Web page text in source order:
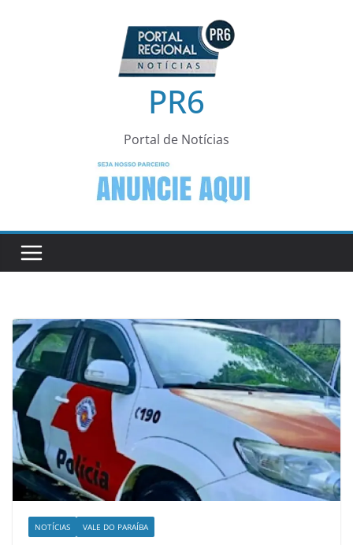
PR6
Portal de Notícias
NOTÍCIAS VALE DO PARAÍBA